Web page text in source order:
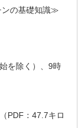
ンの基礎知識≫
を除く）、9時
（PDF：47.7キロ